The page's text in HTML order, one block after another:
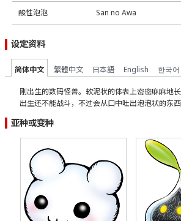
酸性泡泡 San no Awa
设定资料
简体中文 繁體中文 日本語 English 한국어
刚出生的数码怪兽。软泥状的体表上密密麻麻地
出生还不能战斗，不过会从口中吐出泡泡状的东西
亚种或变种